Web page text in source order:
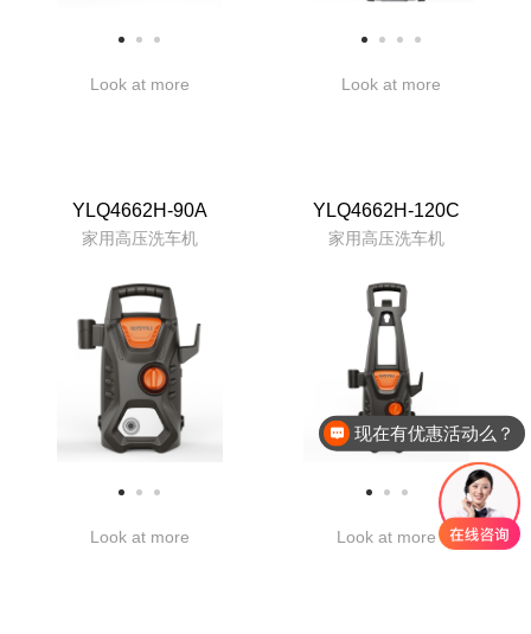
Look at more Look at more
YLQ4662H-90A
家用高压洗车机
Look at more
YLQ4662H-120C
家用高压洗车机
Look at more
现在有优惠活动么？